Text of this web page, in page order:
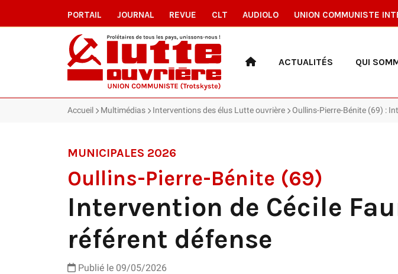
PORTAIL JOURNAL REVUE CLT AUDIOLO UNION COMMUNISTE
ACTUALITÉS QUI
Accueil Multimédias Interventions des élus Lutte ouvrière Oullins-Pierre-Bénite (69) :
MUNICIPALES 2026
Oullins-Pierre-Bénite (69)
Intervention de Cécile
référent défense
Publié le 09/05/2026